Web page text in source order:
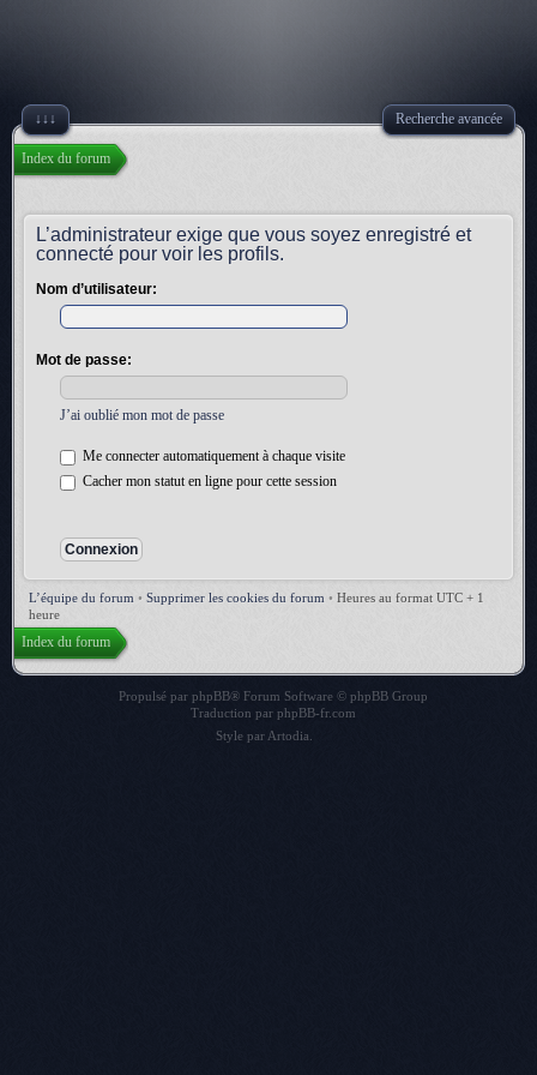
↓↓↓ Recherche avancée
Index du forum
L’administrateur exige que vous soyez enregistré et
connecté pour voir les profils.
Nom d’utilisateur:
Mot de passe:
J’ai oublié mon mot de passe
Me connecter automatiquement à chaque visite
Cacher mon statut en ligne pour cette session
L’équipe du forum • Supprimer les cookies du forum • Heures au format UTC + 1
heure
Index du forum
Propulsé par phpBB® Forum Software © phpBB Group
Traduction par phpBB-fr.com
Style par Artodia